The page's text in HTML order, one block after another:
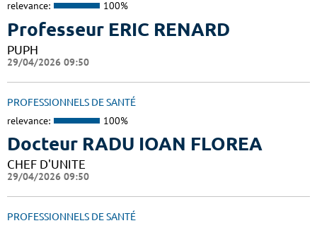
relevance: 100%
Professeur ERIC RENARD
PUPH
29/04/2026 09:50
PROFESSIONNELS DE SANTÉ
relevance: 100%
Docteur RADU IOAN FLOREA
CHEF D'UNITE
29/04/2026 09:50
PROFESSIONNELS DE SANTÉ